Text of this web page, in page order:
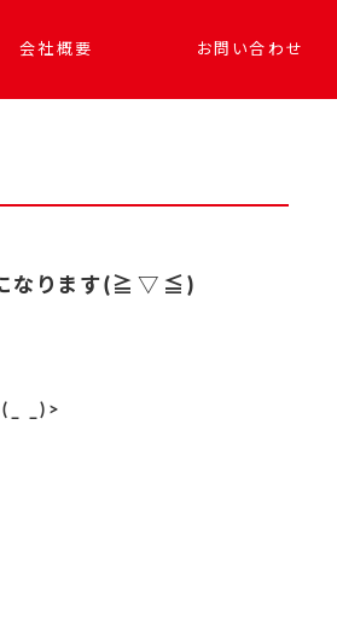
会社概要 お問い合わせ
になります(≧▽≦)
_)>